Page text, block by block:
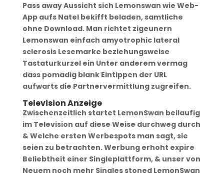
Pass away Aussicht sich Lemonswan wie Web-
App aufs Natel bekifft beladen, samtliche
ohne Download. Man richtet zigeunern
Lemonswan einfach amyotrophic lateral
sclerosis Lesemarke beziehungsweise
Tastaturkurzel ein Unter anderem vermag
dass pomadig blank Eintippen der URL
aufwarts die Partnervermittlung zugreifen.
Television Anzeige
Zwischenzeitlich startet LemonSwan beilaufig
im Television auf diese Weise durchweg durch
& Welche ersten Werbespots man sagt, sie
seien zu betrachten. Werbung erhoht expire
Beliebtheit einer Singleplattform, & unser von
Neuem noch mehr Singles stoned LemonSwan